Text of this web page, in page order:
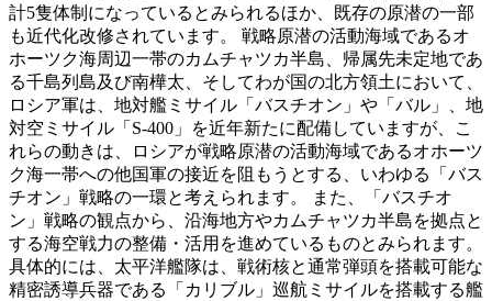
計5隻体制になっているとみられるほか、既存の原潜の一部
も近代化改修されています。 戦略原潜の活動海域であるオ
ホーツク海周辺一帯のカムチャツカ半島、帰属先未定地であ
る千島列島及び南樺太、そしてわが国の北方領土において、
ロシア軍は、地対艦ミサイル「バスチオン」や「バル」、地
対空ミサイル「S-400」を近年新たに配備していますが、こ
れらの動きは、ロシアが戦略原潜の活動海域であるオホーツ
ク海一帯への他国軍の接近を阻もうとする、いわゆる「バス
チオン」戦略の一環と考えられます。 また、「バスチオ
ン」戦略の観点から、沿海地方やカムチャツカ半島を拠点と
する海空戦力の整備・活用を進めているものとみられます。
具体的には、太平洋艦隊は、戦術核と通常弾頭を搭載可能な
精密誘導兵器である「カリブル」巡航ミサイルを搭載する艦